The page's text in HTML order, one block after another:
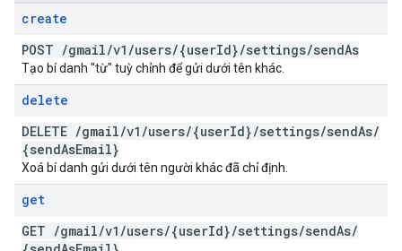
create
POST /gmail/v1 /users/{userId}/settings/sendAs
Tạo bí danh "từ" tuỳ chỉnh để gửi dưới tên khác.
delete
DELETE /gmail/v1 /users/{userId}/settings/sendAs/
{sendAsEmail}
Xoá bí danh gửi dưới tên người khác đã chỉ định.
get
GET /gmail/v1 /users/{userId}/settings/sendAs/